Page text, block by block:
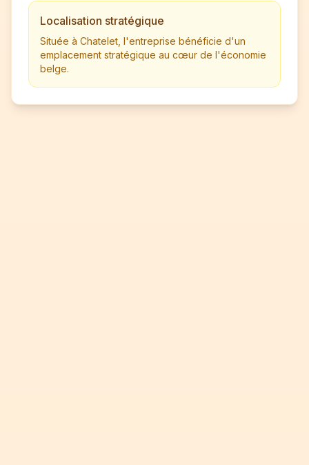
Localisation stratégique
Située à Chatelet, l'entreprise bénéficie d'un
emplacement stratégique au cœur de l'économie
belge.